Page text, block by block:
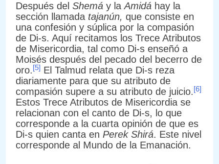
Después del Shemá y laAmidá hay la
sección llamada tajanún, que consiste en
una confesión y súplica por la compasión
de Di-s. Aquí recitamos los Trece Atributos
de Misericordia, tal como Di-s enseñó a
Moisés después del pecado del becerro de
oro.[5] El Talmud relata que Di-s reza
diariamente para que su atributo de
compasión supere a su atributo de juicio.[6]
Estos Trece Atributos de Misericordia se
relacionan con el canto de Di-s, lo que
corresponde a la cuarta opinión de que es
Di-s quien canta en Perek Shirá. Este nivel
corresponde al Mundo de la Emanación.